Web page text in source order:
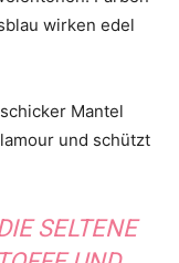
wirken edel
Mantel
und schützt
SELTENE